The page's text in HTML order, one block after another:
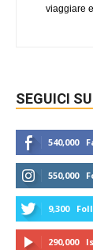
viaggiare
SEGUICI
540,000
550,000
9,300
290,000